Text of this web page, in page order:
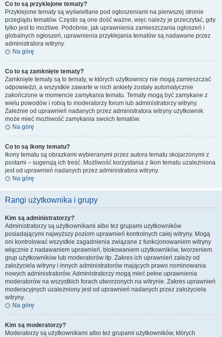
Co to są przyklejone tematy?
Przyklejone tematy są wyświetlane pod ogłoszeniami na pierwszej stronie
przeglądu tematów. Często są one dość ważne, więc należy je przeczytać, gdy
tylko jest to możliwe. Podobnie, jak uprawnienia zamieszczania ogłoszeń i
globalnych ogłoszeń, uprawnienia przyklejania tematów są nadawane przez
administratora witryny.
Na górę
Co to są zamknięte tematy?
Zamknięte tematy są to tematy, w których użytkownicy nie mogą zamieszczać
odpowiedzi, a wszystkie zawarte w nich ankiety zostały automatycznie
zakończone w momencie zamykania tematu. Tematy mogą być zamykane z
wielu powodów i robią to moderatorzy forum lub administratorzy witryny.
Zależnie od uprawnień nadanych przez administratora witryny użytkownik
może mieć możliwość zamykania swoich tematów.
Na górę
Co to są ikony tematu?
Ikony tematu są obrazkami wybieranymi przez autora tematu skojarzonymi z
postami – sugerują ich treść. Możliwość korzystania z ikon tematu uzależniona
jest od uprawnień nadanych przez administratora witryny.
Na górę
Rangi użytkownika i grupy
Kim są administratorzy?
Administratorzy są użytkownikami albo też grupami użytkowników
posiadającymi najwyższy poziom uprawnień kontrolnych całej witryny. Mogą
oni kontrolować wszystkie zagadnienia związane z funkcjonowaniem witryny
włącznie z nadawaniem uprawnień, blokowaniem użytkowników, tworzeniem
grup użytkowników lub moderatorów itp. Zakres ich uprawnień zależy od
założyciela witryny i innych administratorów mających prawo nominowania
nowych administratorów. Administratorzy mogą mieć pełne uprawnienia
moderatorów na wszystkich forach utworzonych na witrynie. Zakres uprawnień
moderacyjnych uzależniony jest od uprawnień nadanych przez założyciela
witryny.
Na górę
Kim są moderatorzy?
Moderatorzy są użytkownikami albo też grupami użytkowników, których